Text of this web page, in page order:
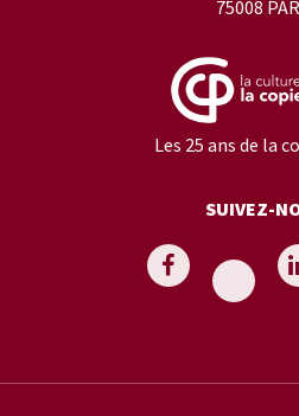
75008
Les 25 ans de la
SUIVEZ-